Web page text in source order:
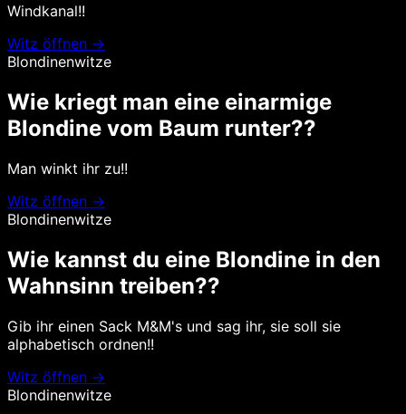
Windkanal!!
Witz öffnen →
Blondinenwitze
Wie kriegt man eine einarmige
Blondine vom Baum runter??
Man winkt ihr zu!!
Witz öffnen →
Blondinenwitze
Wie kannst du eine Blondine in den
Wahnsinn treiben??
Gib ihr einen Sack M&M's und sag ihr, sie soll sie
alphabetisch ordnen!!
Witz öffnen →
Blondinenwitze